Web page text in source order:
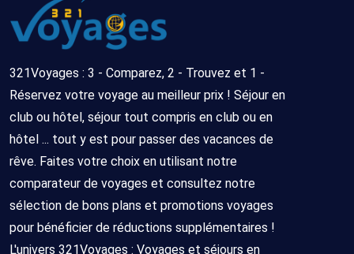
321Voyages : 3 - Comparez, 2 - Trouvez et 1 -
Réservez votre voyage au meilleur prix ! Séjour en
club ou hôtel, séjour tout compris en club ou en
hôtel ... tout y est pour passer des vacances de
rêve. Faites votre choix en utilisant notre
comparateur de voyages et consultez notre
sélection de bons plans et promotions voyages
pour bénéficier de réductions supplémentaires !
L'univers 321Voyages : Voyages et séjours en